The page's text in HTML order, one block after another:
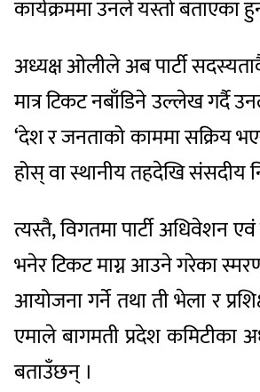
कार्यक्रममा उनले यस्तो बताएका
अध्यक्ष ओलीले अब पार्टी
मात्र टिकट नबाँडिने उल्लेख गर्दै
‘देश र जनताको काममा सक्रिय
होस् वा स्थानीय तहदेखि संसदीय
त्यस्तै, विगतमा पार्टी अधिवेशन
भनेर टिकट माग्न आउने गरेका स्मरण
आयोजना गर्ने तथा ती भेला र
एमाले बागमती प्रदेश कमिटीका
बताउँछन् ।